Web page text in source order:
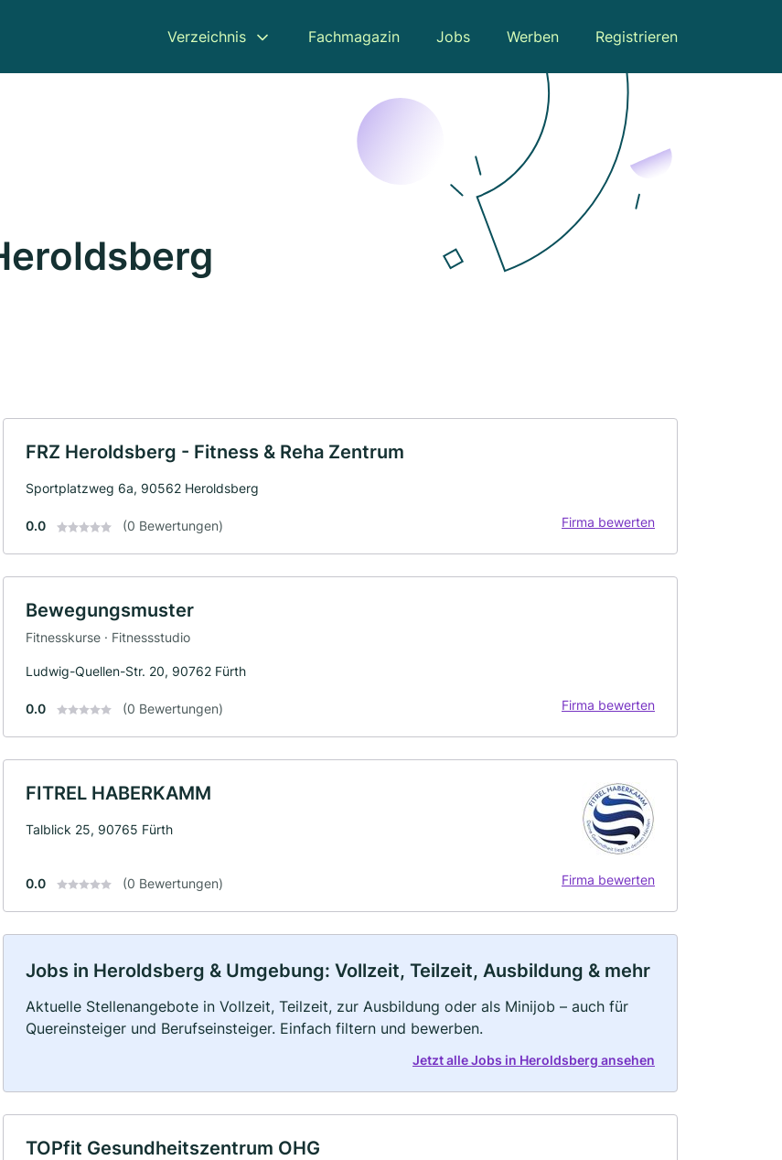
Verzeichnis Fachmagazin Jobs Werben Registrieren
FRZ Heroldsberg - Fitness & Reha Zentrum
Sportplatzweg 6a, 90562 Heroldsberg
0.0 (0 Bewertungen) Firma bewerten
Bewegungsmuster
Fitnesskurse · Fitnessstudio
Ludwig-Quellen-Str. 20, 90762 Fürth
0.0 (0 Bewertungen) Firma bewerten
FITREL HABERKAMM
Talblick 25, 90765 Fürth
0.0 (0 Bewertungen) Firma bewerten
Jobs in Heroldsberg & Umgebung: Vollzeit, Teilzeit, Ausbildung & mehr
Aktuelle Stellenangebote in Vollzeit, Teilzeit, zur Ausbildung oder als Minijob – auch für
Quereinsteiger und Berufseinsteiger. Einfach filtern und bewerben.
Jetzt alle Jobs in Heroldsberg ansehen
TOPfit Gesundheitszentrum OHG